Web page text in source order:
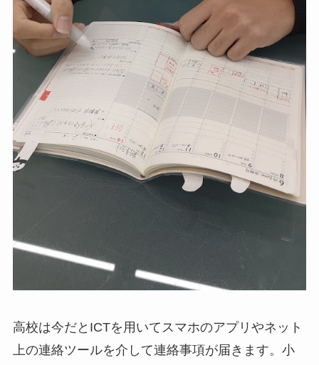
高校は今だとICTを用いてスマホのアプリやネット
上の連絡ツールを介して連絡事項が届きます。小